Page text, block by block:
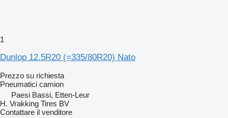
1
Dunlop 12.5R20 (=335/80R20) Nato
Prezzo su richiesta
Pneumatici camion
Paesi Bassi, Etten-Leur
H. Vrakking Tires BV
Contattare il venditore